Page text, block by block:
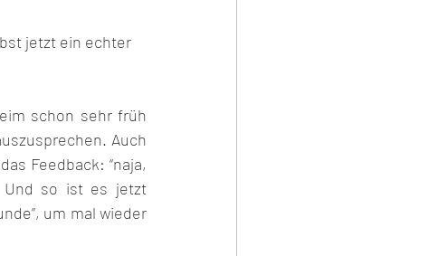
jetzt ein echter
schon sehr früh
Auch
Feedback: “naja,
Und so ist es jetzt
um mal wieder